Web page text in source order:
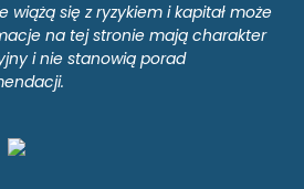
wiążą się z ryzykiem i kapitał może
na tej stronie mają charakter
i nie stanowią porad